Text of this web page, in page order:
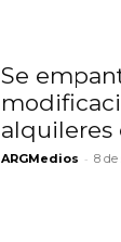
Se
alquileres
ARGMedios - 8 de